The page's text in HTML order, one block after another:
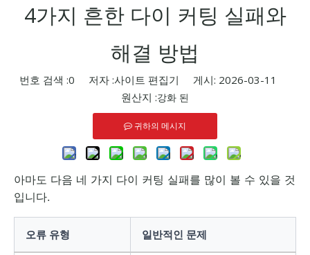
4가지 흔한 다이 커팅 실패와
해결 방법
번호 검색 :0 저자 :사이트 편집기 게시: 2026-03-11
원산지 :강화 된
귀하의 메시지
아마도 다음 네 가지 다이 커팅 실패를 많이 볼 수 있을 것
입니다.
오류 유형 일반적인 문제